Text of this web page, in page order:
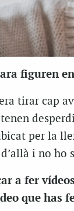
figuren
tirar cap
per la
i no ho
a fer
que has